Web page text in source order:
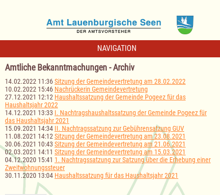
NAVIGATION
Amtliche Bekanntmachungen - Archiv
14.02.2022 11:36Sitzung der Gemeindevertretung am 28.02.2022
10.02.2022 15:46 Nachrückerin Gemeindevertretung
27.12.2021 12:12 Haushaltssatzung der Gemeinde Pogeez für das
Haushaltsjahr 2022
14.12.2021 13:33 I. Nachtragshaushaltssatzung der Gemeinde Pogeez für
das Haushaltsjahr 2021
15.09.2021 14:34 II. Nachtragssatzung zur Gebührensatzung GUV
11.08.2021 14:12 Sitzung der Gemeindevertretung am 23.08.2021
30.06.2021 10:43 Sitzung der Gemeindevertretung am 21.06.2021
02.03.2021 14:11 Sitzung der Gemeindevertretung am 15.03.2021
04.12.2020 15:41 1. Nachtragssatzung zur Satzung über die Erhebung einer
Zweitwohnungssteuer
30.11.2020 13:04 Haushaltssatzung für das Haushaltsjahr 2021